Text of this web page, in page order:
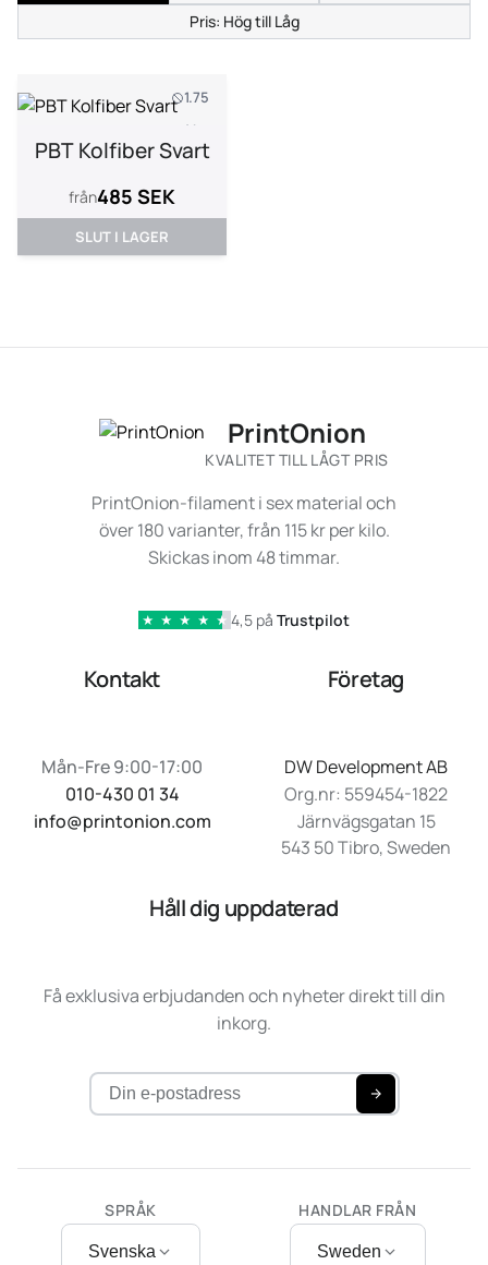
Pris: Hög till Låg
1.75
1 kg
PBT Kolfiber Svart
från485 SEK
SLUT I LAGER
PrintOnion
KVALITET TILL LÅGT PRIS
PrintOnion-filament i sex material och
över 180 varianter, från 115 kr per kilo.
Skickas inom 48 timmar.
★ ★ ★ ★ ★ 4,5 på Trustpilot
Kontakt
Mån-Fre 9:00-17:00
010-430 01 34
info@printonion.com
Företag
DW Development AB
Org.nr: 559454-1822
Järnvägsgatan 15
543 50 Tibro, Sweden
Håll dig uppdaterad
Få exklusiva erbjudanden och nyheter direkt till din
inkorg.
SPRÅK
Svenska
HANDLAR FRÅN
Sweden